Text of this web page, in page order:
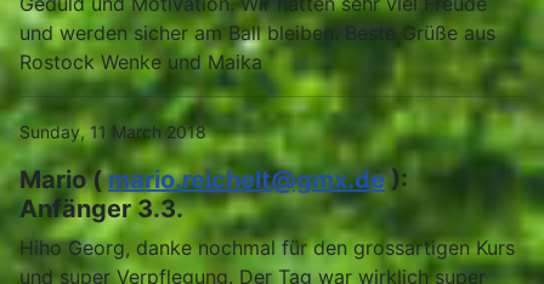
und werden sicher am Ball bleiben. Beste Grüße aus
Rostock Wenke und Maika
Sunday, 11 March 2018
Mario (mario.reichelt@gmx.de):
Anfänger 3.3.
Hiho Georg, danke nochmal für den grossartigen Kurs
und super Verpflegung. Der Tag war wirklich super